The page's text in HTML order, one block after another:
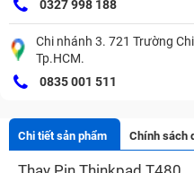
0327 998 188
Chi nhánh 3. 721 Trường
Tp.HCM.
0835 001 511
Chi tiết sản phẩm Chính sách